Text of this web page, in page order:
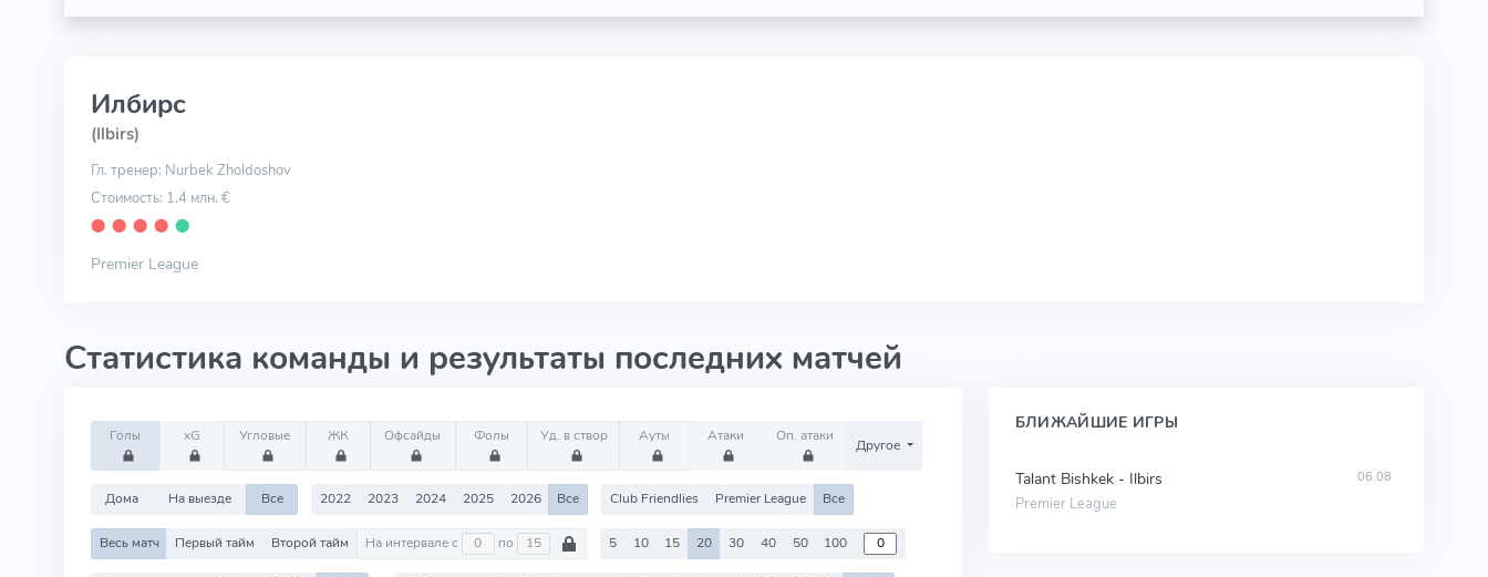
Илбирс
(Ilbirs)
Гл. тренер: Nurbek Zholdoshov
Стоимость: 1.4 млн. €
⬤ ⬤ ⬤ ⬤ ⬤
Premier League
Статистика команды и результаты последних матчей
Голы xG Угловые ЖК Офсайды Фолы Уд. в створ Ауты Атаки Оп. атаки
Другое
Дома На выезде Все 2022 2023 2024 2025 2026 Все Club Friendlies Premier League Все
Весь матч Первый тайм Второй тайм На интервале с по 5 10 15 20 30 40 50 100
БЛИЖАЙШИЕ ИГРЫ
Talant Bishkek - Ilbirs
Premier League
06.08